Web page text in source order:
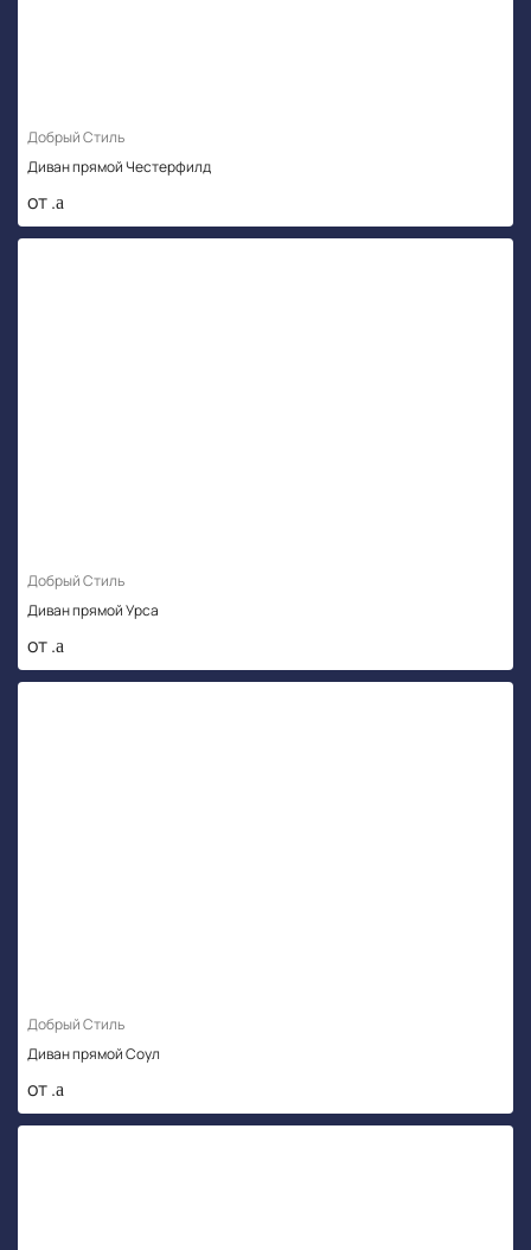
Добрый Стиль
Диван прямой Честерфилд
от .
Добрый Стиль
Диван прямой Урса
от .
Добрый Стиль
Диван прямой Соул
от .